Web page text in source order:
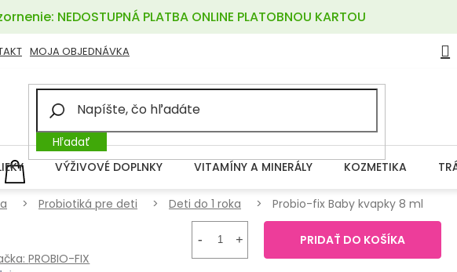
NEDOSTUPNÁ PLATBA ONLINE PLATOBNOU KARTOU
MOJA OBJEDNÁVKA
Hľadať
NÁKUPNÝ
KOŠÍK
VÝŽIVOVÉ DOPLNKY VITAMÍNY A MINERÁLY KOZMETIKA
Probiotiká pre deti Deti do 1 roka Probio-fix Baby kvapky 8 ml
PROBIO-FIX
PRIDAŤ DO KOŠÍKA